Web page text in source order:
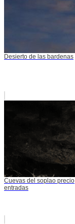
Desierto de las bardenas
Cuevas del soplao precio
entradas